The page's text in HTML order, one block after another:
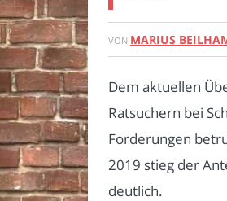
VON MARIUS
Dem aktuellen
Ratsuchern bei
Forderungen
2019 stieg der
deutlich.